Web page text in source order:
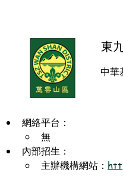
東
中華
網絡平台：
無
內部招生：
主辦機構網站：